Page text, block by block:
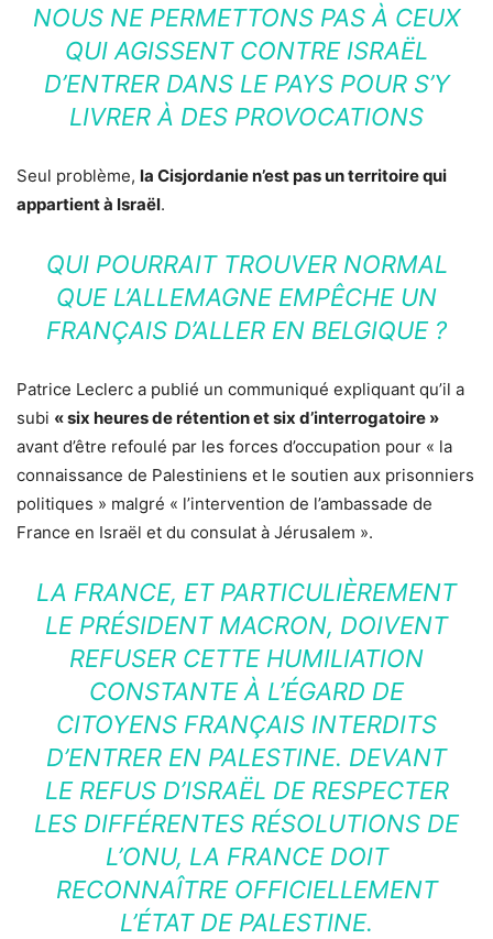
NOUS NE PERMETTONS PAS À CEUX
QUI AGISSENT CONTRE ISRAËL
D’ENTRER DANS LE PAYS POUR S’Y
LIVRER À DES PROVOCATIONS
Seul problème, la Cisjordanie n’est pas un territoire qui
appartient à Israël.
QUI POURRAIT TROUVER NORMAL
QUE L’ALLEMAGNE EMPÊCHE UN
FRANÇAIS D’ALLER EN BELGIQUE ?
Patrice Leclerc a publié un communiqué expliquant qu’il a
subi « six heures de rétention et six d’interrogatoire »
avant d’être refoulé par les forces d’occupation pour « la
connaissance de Palestiniens et le soutien aux prisonniers
politiques » malgré « l’intervention de l’ambassade de
France en Israël et du consulat à Jérusalem ».
LA FRANCE, ET PARTICULIÈREMENT
LE PRÉSIDENT MACRON, DOIVENT
REFUSER CETTE HUMILIATION
CONSTANTE À L’ÉGARD DE
CITOYENS FRANÇAIS INTERDITS
D’ENTRER EN PALESTINE. DEVANT
LE REFUS D’ISRAËL DE RESPECTER
LES DIFFÉRENTES RÉSOLUTIONS DE
L’ONU, LA FRANCE DOIT
RECONNAÎTRE OFFICIELLEMENT
L’ÉTAT DE PALESTINE.